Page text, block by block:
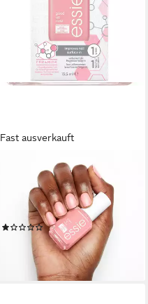
Fast ausverkauft
Nagelpflegeöl NAIL
PERFECTOR, mit stärkender
Formel
(1)
(888,15 €/ 1 l)
lieferbar - in 1-2 Werktagen bei dir